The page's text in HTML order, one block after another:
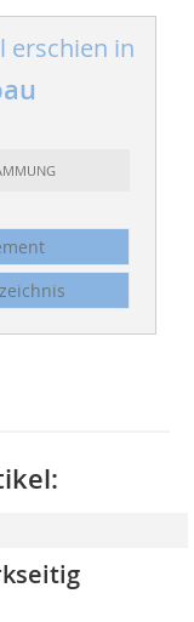
erschien in